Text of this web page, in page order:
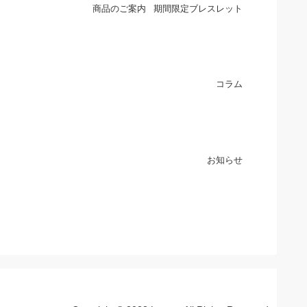
商品のご案内 期間限定ブレスレット
コラム
お知らせ